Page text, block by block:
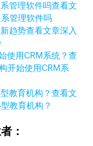
查看文
管理软件吗
查看文章深入
查
开始使用CRM系
查看文
教育机构？
：